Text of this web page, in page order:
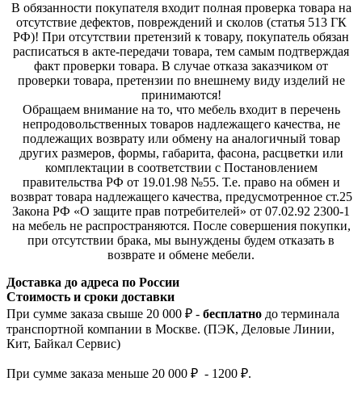
В обязанности покупателя входит полная проверка товара на
отсутствие дефектов, повреждений и сколов (статья 513 ГК
РФ)! При отсутствии претензий к товару, покупатель обязан
расписаться в акте-передачи товара, тем самым подтверждая
факт проверки товара. В случае отказа заказчиком от
проверки товара, претензии по внешнему виду изделий не
принимаются!
Обращаем внимание на то, что мебель входит в перечень
непродовольственных товаров надлежащего качества, не
подлежащих возврату или обмену на аналогичный товар
других размеров, формы, габарита, фасона, расцветки или
комплектации в соответствии с Постановлением
правительства РФ от 19.01.98 №55. Т.е. право на обмен и
возврат товара надлежащего качества, предусмотренное ст.25
Закона РФ «О защите прав потребителей» от 07.02.92 2300-1
на мебель не распространяются. После совершения покупки,
при отсутствии брака, мы вынуждены будем отказать в
возврате и обмене мебели.
Доставка до адреса по России
Стоимость и сроки доставки
При сумме заказа свыше 20 000 ₽ - бесплатно до терминала
транспортной компании в Москве. (ПЭК, Деловые Линии,
Кит, Байкал Сервис)
При сумме заказа меньше 20 000 ₽ - 1200 ₽.